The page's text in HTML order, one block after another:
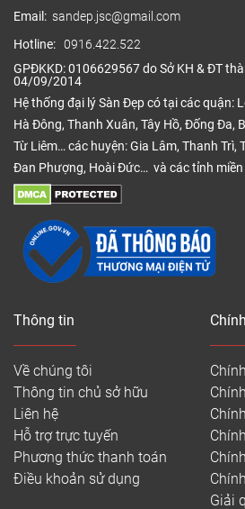
Email: sandep.jsc@gmail.com
Hotline: 0916.422.522
GPĐKKD: 0106629567 do Sở KH & ĐT
04/09/2014
Hệ thống đại lý Sàn Đẹp có tại các quận:
Hà Đông, Thanh Xuân, Tây Hồ, Đống Đa,
Từ Liêm… các huyện: Gia Lâm, Thanh Trì,
Đan Phượng, Hoài Đức… và các tỉnh miền
Thông tin
Về chúng tôi
Thông tin chủ sở hữu
Liên hệ
Hỗ trợ trực tuyến
Phương thức thanh toán
Điều khoản sử dụng
Giải